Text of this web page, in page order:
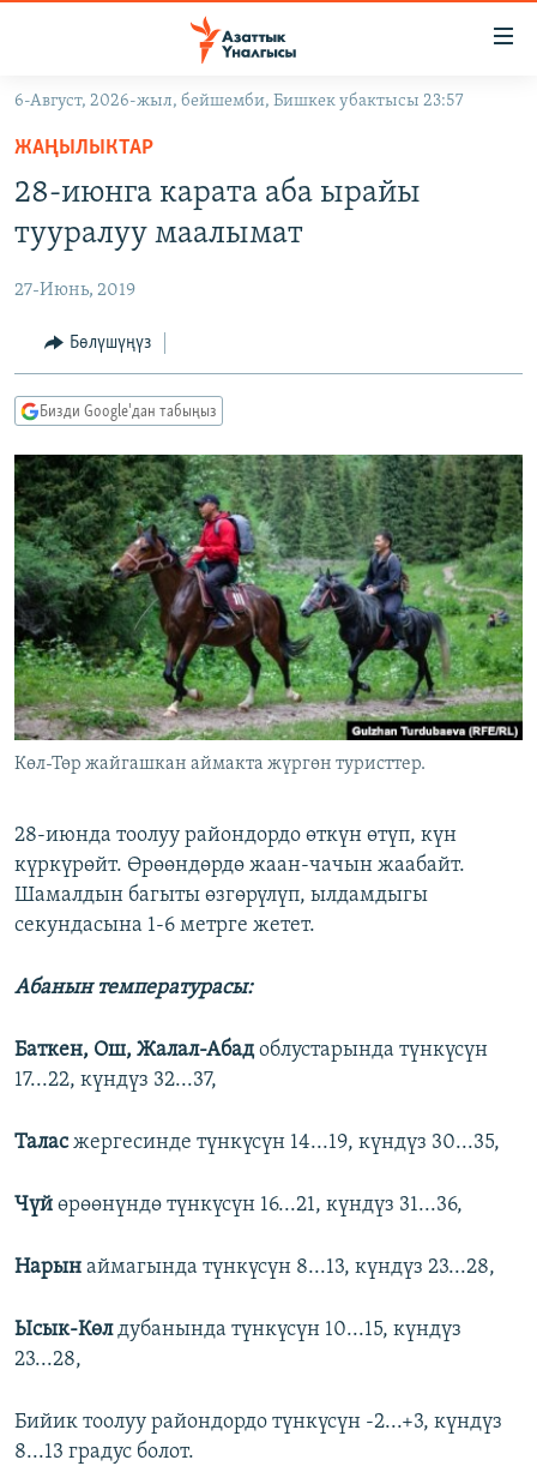
Навигацияга
өтүңүз
салыңыз
ЭКОНОМИКА
МАДАНИЯТ
БОРБОР АЗИЯ
УКРАИНА
АТАЙЫН ИЛИКТӨӨ
ТВ ПРОГРАММАЛАР
ЭКСПЕРТТЕР ТАЛДАЙТ
БИЗ ЖАНА ДҮЙНӨ
ДАНИСТЕ
ЭЖЕ-СИҢДИЛЕР
АЗАТТЫК+
ЫҢГАЙСЫЗ СУРООЛОР
ӨЗГӨЧӨ ПИКИР
Русский
ОНЛАЙН ШЕРИНЕ
ЭЕ/АРнун бардык сайттары
6-Август, 2026-жыл, бейшемби, Бишкек убактысы 23:57
ЖАҢЫЛЫКТАР
28-июнга карата аба ырайы
тууралуу маалымат
27-Июнь, 2019
Бөлүшүңүз
Бизди Google'дан табыңыз
Көл-Төр жайгашкан аймакта жүргөн туристтер.
28-июнда тоолуу райондордо өткүн өтүп, күн
күркүрөйт. Өрөөндөрдө жаан-чачын жаабайт.
Шамалдын багыты өзгөрүлүп, ылдамдыгы
секундасына 1-6 метрге жетет.
Абанын температурасы:
Баткен, Ош, Жалал-Абадоблустарында түнкүсүн
17...22, күндүз 32...37,
Таласжергесинде түнкүсүн 14...19, күндүз 30...35,
Чүй өрөөнүндө түнкүсүн 16...21, күндүз 31...36,
Нарын аймагында түнкүсүн 8...13, күндүз 23...28,
Ысык-Көлдубанында түнкүсүн 10...15, күндүз
23...28,
Бийик тоолуу райондордо түнкүсүн -2...+3, күндүз
8...13 градус болот.